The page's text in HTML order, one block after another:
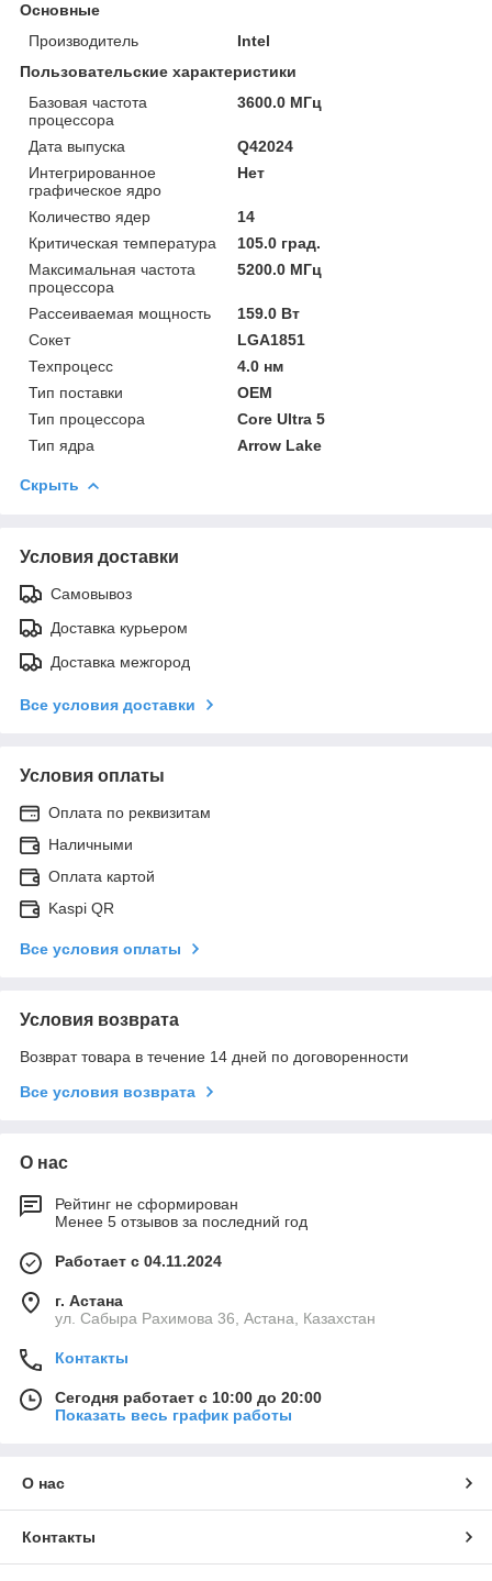
Основные
Производитель
Intel
Пользовательские характеристики
Базовая частота
процессора
3600.0 МГц
Дата выпуска
Q42024
Интегрированное
графическое ядро
Нет
Количество ядер
14
Критическая температура
105.0 град.
Максимальная частота
процессора
5200.0 МГц
Рассеиваемая мощность
159.0 Вт
Сокет
LGA1851
Техпроцесс
4.0 нм
Тип поставки
OEM
Тип процессора
Core Ultra 5
Тип ядра
Arrow Lake
Скрыть
Условия доставки
Самовывоз
Доставка курьером
Доставка межгород
Все условия доставки
Условия оплаты
Оплата по реквизитам
Наличными
Оплата картой
Kaspi QR
Все условия оплаты
Условия возврата
Возврат товара в течение 14 дней по договоренности
Все условия возврата
О нас
Рейтинг не сформирован
Менее 5 отзывов за последний год
Работает с 04.11.2024
г. Астана
ул. Сабыра Рахимова 36, Астана, Казахстан
Контакты
Сегодня работает с 10:00 до 20:00
Показать весь график работы
О нас
Контакты